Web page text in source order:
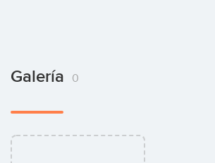
Galería 0